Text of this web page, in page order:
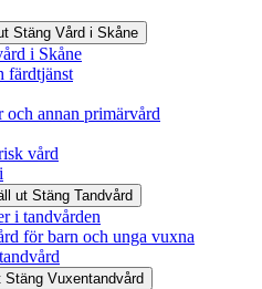
Stäng Vård i Skåne
i Skåne
färdtjänst
och annan primärvård
vård
ut Stäng Tandvård
i tandvården
för barn och unga vuxna
Stäng Vuxentandvård